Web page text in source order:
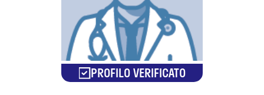
PROFILO VERIFICATO